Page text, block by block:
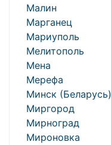
Малин
Марганец
Мариуполь
Мелитополь
Мена
Мерефа
Минск (Беларусь)
Миргород
Мирноград
Мироновка